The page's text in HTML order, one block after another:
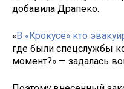
добавила Драпеко.
«В «Крокусе» кто
где были спецслужбы
момент?» — задалась